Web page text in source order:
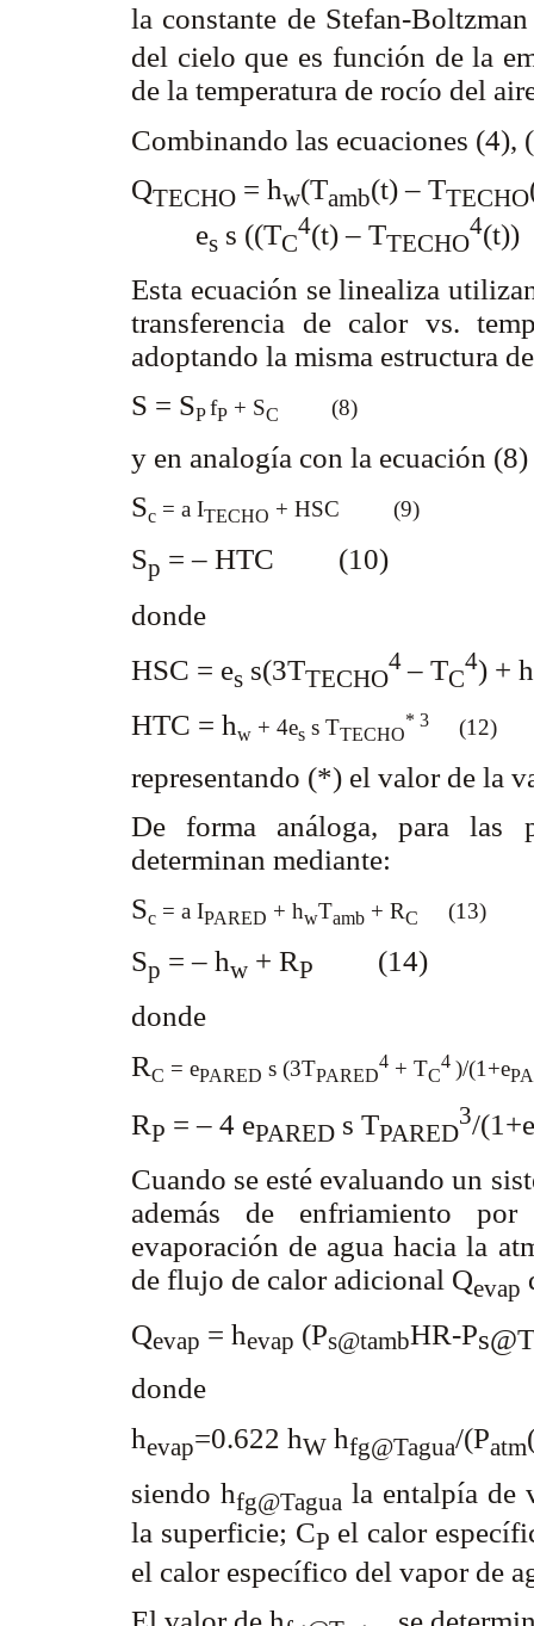
la constante de Stefan-
del cielo que es función de la
de la temperatura de rocío del
Combinando las ecuaciones
QTECHO = hw(Tamb(t) – TTECHO
es s ((TC
4(t) – TTECHO
4
Esta ecuación se linealiza
transferencia de calor vs.
adoptando la misma estructura
S = SPfP + SC (8)
y en analogía con la ecuación
Sc = a ITECHO + HSC (9)
Sp = – HTC (10)
donde
HSC = es s(3TTECHO
4 – TC
4) + h
HTC = hw + 4es s TTECHO
* 3 (12)
representando (*) el valor de la
De forma análoga, para las
determinan mediante:
Sc = a IPARED + hwTamb + RC (13)
Sp = – hw + RP
(14)
donde
RC = ePARED s (3TPARED
4 + TC
4 )/(1+e
RP = – 4 ePARED s TPARED
3/(1+e
Cuando se esté evaluando un
además de enfriamiento
evaporación de agua hacia la
de flujo de calor adicional Qevap
Qevap = hevap (Ps@tambHR-P
donde
hevap=0.622 hW hfg@Tagua/(Patm
siendo hfg@Tagua la entalpía de
la superficie; CP el calor
el calor específico del vapor de